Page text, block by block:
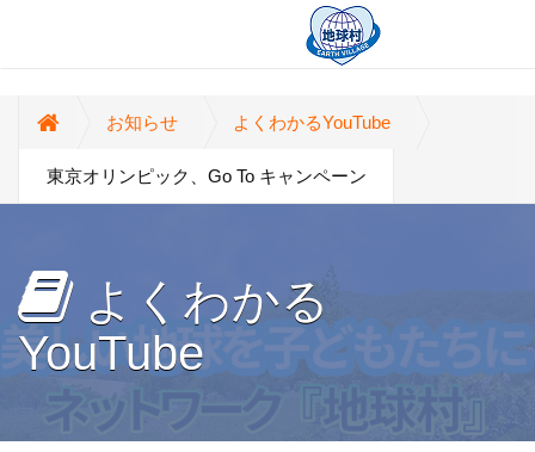
お知らせ よくわかるYouTube
東京オリンピック、Go To キャンペーン
よくわかる
YouTube